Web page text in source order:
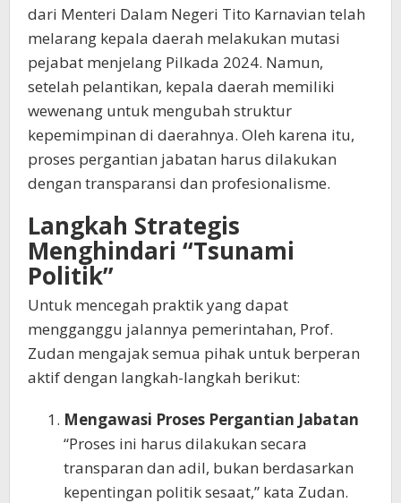
dari Menteri Dalam Negeri Tito Karnavian telah
melarang kepala daerah melakukan mutasi
pejabat menjelang Pilkada 2024. Namun,
setelah pelantikan, kepala daerah memiliki
wewenang untuk mengubah struktur
kepemimpinan di daerahnya. Oleh karena itu,
proses pergantian jabatan harus dilakukan
dengan transparansi dan profesionalisme.
Langkah Strategis
Menghindari “Tsunami
Politik”
Untuk mencegah praktik yang dapat
mengganggu jalannya pemerintahan, Prof.
Zudan mengajak semua pihak untuk berperan
aktif dengan langkah-langkah berikut:
Mengawasi Proses Pergantian Jabatan
“Proses ini harus dilakukan secara
transparan dan adil, bukan berdasarkan
kepentingan politik sesaat,” kata Zudan.